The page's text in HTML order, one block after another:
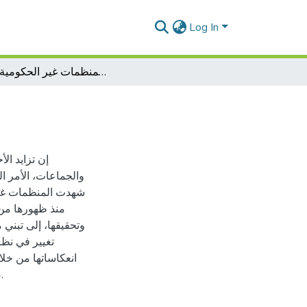
Log In
الأساس القانوني للمنظمات غير الحكومية البيئية
إن تزايد
والجماعات، الأمر
شهدت المنظمات
منذ ظهورها
وتحقيقها، إلى
تغيير في
انعكاساتها من
ضمان حق الأجيال القادمة في التمتع ببيئة ملائمة و موارد متاحة.